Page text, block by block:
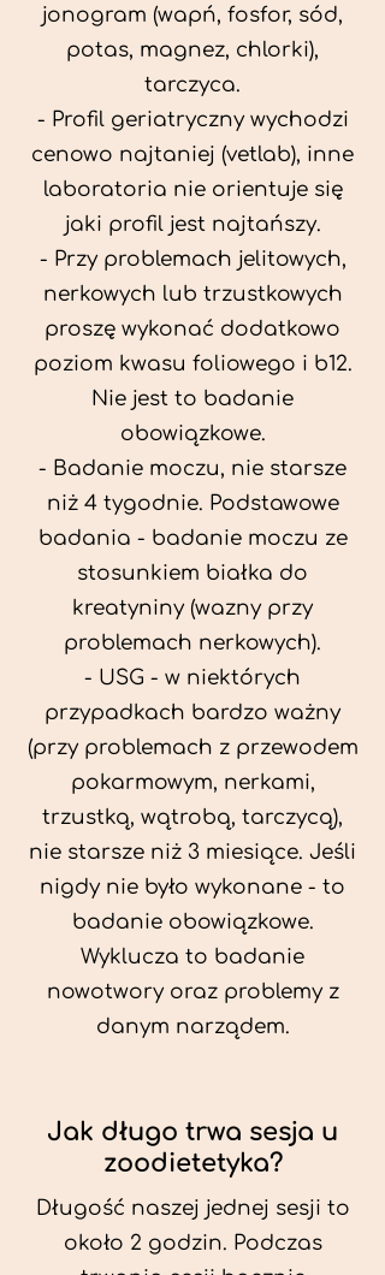
jonogram (wapń, fosfor, sód,
potas, magnez, chlorki),
tarczyca.
- Profil geriatryczny wychodzi
cenowo najtaniej (vetlab), inne
laboratoria nie orientuje się
jaki profil jest najtańszy.
- Przy problemach jelitowych,
nerkowych lub trzustkowych
proszę wykonać dodatkowo
poziom kwasu foliowego i b12.
Nie jest to badanie
obowiązkowe.
- Badanie moczu, nie starsze
niż 4 tygodnie. Podstawowe
badania - badanie moczu ze
stosunkiem białka do
kreatyniny (wazny przy
problemach nerkowych).
- USG - w niektórych
przypadkach bardzo ważny
(przy problemach z przewodem
pokarmowym, nerkami,
trzustką, wątrobą, tarczycą),
nie starsze niż 3 miesiące. Jeśli
nigdy nie było wykonane - to
badanie obowiązkowe.
Wyklucza to badanie
nowotwory oraz problemy z
danym narządem.
Jak długo trwa sesja u
zoodietetyka?
Długość naszej jednej sesji to
około 2 godzin. Podczas